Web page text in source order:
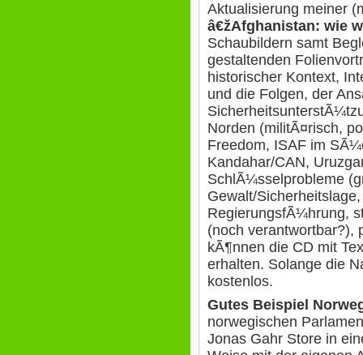
Aktualisierung meiner
â€žAfghanistan: wie
Schaubildern samt
gestaltenden
historischer Kontext,
und die Folgen, der
Norden (militÃ¤risch,
Freedom, ISAF im
Kandahar/CAN,
SchlÃ¼sselprobleme
Gewalt/
RegierungsfÃ¼hrung,
(noch verantwortbar?),
kÃ¶nnen die CD mit
erhalten. Solange die
kostenlos.
Gutes Beispiel
norwegischen
Jonas Gahr Store in